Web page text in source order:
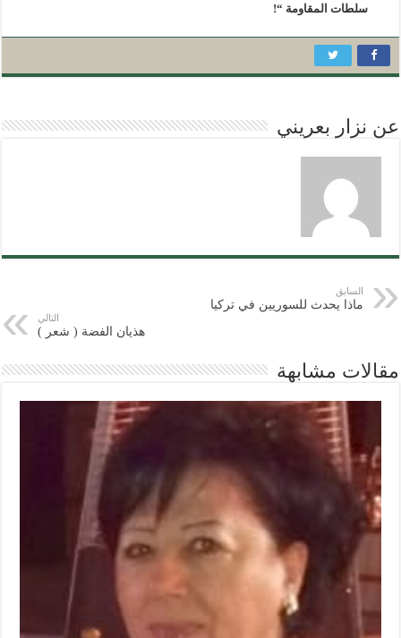
سلطات المقاومة “!
عن نزار بعريني
السابق
ماذا يحدث للسوريين في تركيا
التالي
هذيان الفضة ( شعر )
مقالات مشابهة